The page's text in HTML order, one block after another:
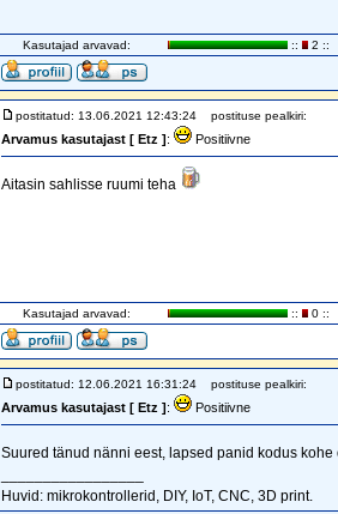
Kasutajad arvavad: :: 2 ::
postitatud: 13.06.2021 12:43:24 postituse pealkiri:
Arvamus kasutajast [ Etz ]: Positiivne
Aitasin sahlisse ruumi teha
Kasutajad arvavad: :: 0 ::
postitatud: 12.06.2021 16:31:24 postituse pealkiri:
Arvamus kasutajast [ Etz ]: Positiivne
Suured tänud nänni eest, lapsed panid kodus
Huvid: mikrokontrollerid, DIY, IoT, CNC, 3D print.